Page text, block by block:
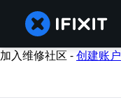
加入维修社区 -创建账户